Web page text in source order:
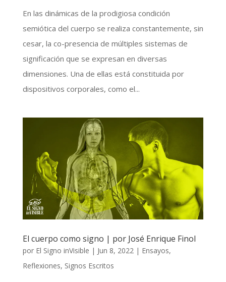
En las dinámicas de la prodigiosa condición
semiótica del cuerpo se realiza constantemente, sin
cesar, la co-presencia de múltiples sistemas de
significación que se expresan en diversas
dimensiones. Una de ellas está constituida por
dispositivos corporales, como el...
El cuerpo como signo | por José Enrique Finol
por El Signo inVisible | Jun 8, 2022 | Ensayos,
Reflexiones, Signos Escritos